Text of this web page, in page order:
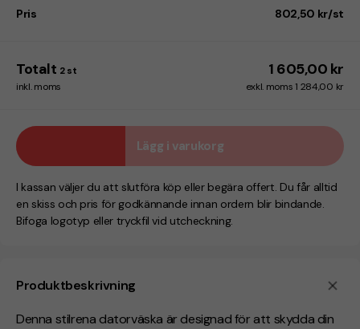
Produktbeskrivning
Denna stilrena datorväska är designad för att skydda din
Pris
802,50 kr/st
Totalt 2 st 1 605,00 kr
inkl. moms exkl. moms 1 284,00 kr
Lägg i varukorg
I kassan väljer du att slutföra köp eller begära offert. Du får alltid
en skiss och pris för godkännande innan ordern blir bindande.
Bifoga logotyp eller tryckfil vid utcheckning.